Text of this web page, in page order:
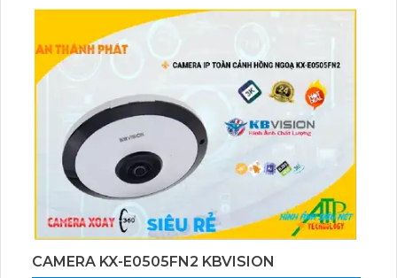
định và tích hợp công nghệ AI chống trộm hiệu quả.
Đặc biệt, với khả năng tải hình ảnh nhanh hơn và hỗ
trợ mã hóa video H.265+/H.265/H.264+/H.264.
CAMERA KX-E0505FN2 KBVISION